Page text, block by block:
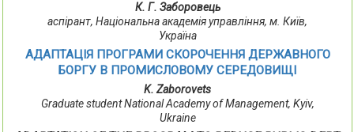
К. Г. Заборовець
аспірант, Національна академія управління, м. Київ,
Україна
АДАПТАЦІЯ ПРОГРАМИ СКОРОЧЕННЯ ДЕРЖАВНОГО
БОРГУ В ПРОМИСЛОВОМУ СЕРЕДОВИЩІ
K. Zaborovets
Graduate student National Academy of Management, Kyiv,
Ukraine